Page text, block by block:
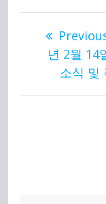
비
년 2월 14
소식 및